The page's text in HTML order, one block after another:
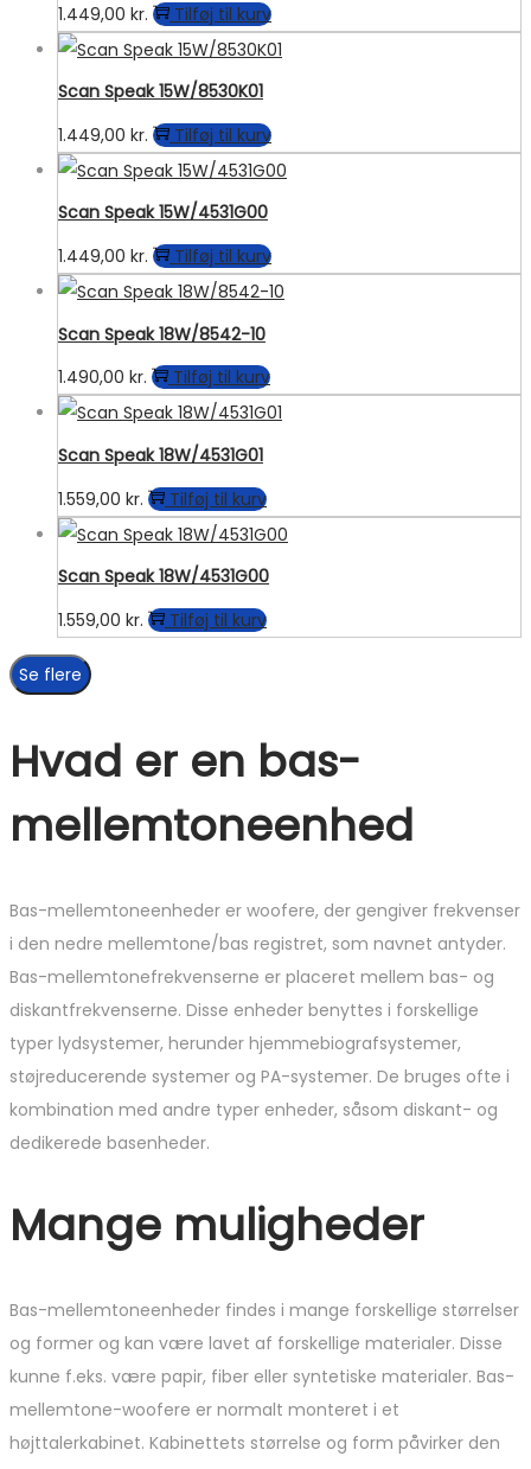
1.449,00 kr. Tilføj til kurv
Scan Speak 15W/8530K01
1.449,00 kr. Tilføj til kurv
Scan Speak 15W/4531G00
1.449,00 kr. Tilføj til kurv
Scan Speak 18W/8542-10
1.490,00 kr. Tilføj til kurv
Scan Speak 18W/4531G01
1.559,00 kr. Tilføj til kurv
Scan Speak 18W/4531G00
1.559,00 kr. Tilføj til kurv
Se flere
Hvad er en bas-
mellemtoneenhed
Bas-mellemtoneenheder er woofere, der gengiver frekvenser
i den nedre mellemtone/bas registret, som navnet antyder.
Bas-mellemtonefrekvenserne er placeret mellem bas- og
diskantfrekvenserne. Disse enheder benyttes i forskellige
typer lydsystemer, herunder hjemmebiografsystemer,
støjreducerende systemer og PA-systemer. De bruges ofte i
kombination med andre typer enheder, såsom diskant- og
dedikerede basenheder.
Mange muligheder
Bas-mellemtoneenheder findes i mange forskellige størrelser
og former og kan være lavet af forskellige materialer. Disse
kunne f.eks. være papir, fiber eller syntetiske materialer. Bas-
mellemtone-woofere er normalt monteret i et
højttalerkabinet. Kabinettets størrelse og form påvirker den